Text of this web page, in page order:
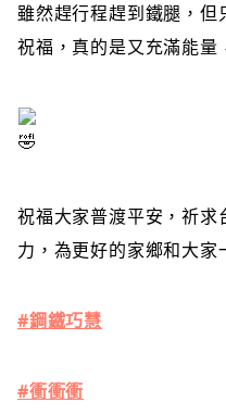
雖然趕行程趕到鐵腿，
祝福，真的是又充滿能量
祝福大家普渡平安，祈
力，為更好的家鄉和大家
#鋼鐵巧慧
#衝衝衝